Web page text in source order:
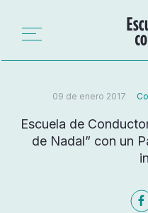
09 de enero 2017
Escuela de
de Nadal” con un